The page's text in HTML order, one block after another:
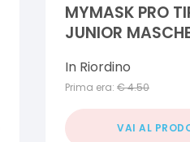
MYMASK PRO
JUNIOR
CELESTE 10 PEZZI
In Riordino
Prima era: €4.50
VAI AL